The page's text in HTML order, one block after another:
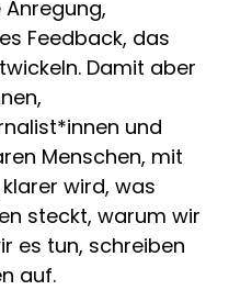
Feedback, das
Damit aber
und
Menschen, mit
wird, was
steckt, warum wir
es tun, schreiben
auf.